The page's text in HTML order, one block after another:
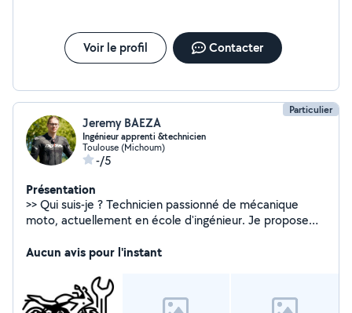
Voir le profil Contacter
Particulier
Jeremy BAEZA
Ingénieur apprenti &technicien
Toulouse (Michoum)
-/5
Présentation
>> Qui suis-je ? Technicien passionné de mécanique
moto, actuellement en école d'ingénieur. Je propose
réparations moto (hors moteur et suspension).
Changement ou réparation de roue/pneu Réglage et
entretien de freinage Vidange et remplacement de
Aucun avis pour l'instant